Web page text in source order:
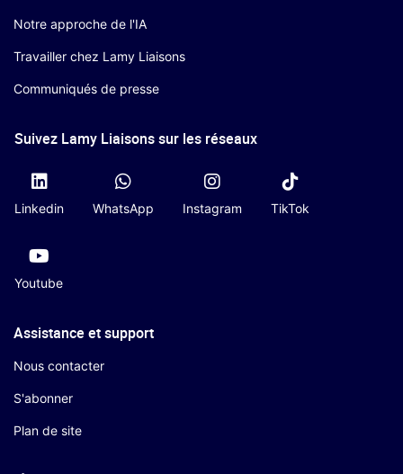
Notre approche de l'IA
Travailler chez Lamy Liaisons
Communiqués de presse
Suivez Lamy Liaisons sur les réseaux
Linkedin WhatsApp Instagram TikTok
Youtube
Assistance et support
Nous contacter
S'abonner
Plan de site